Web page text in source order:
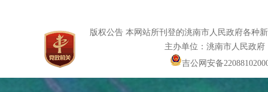
版权公告 本网站所刊登的洮南市人民政府各种
主办单位：洮南市人民政
吉公网安备